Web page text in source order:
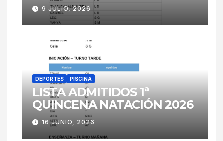
9 JULIO, 2026
DEPORTES PISCINA
LISTA ADMITIDOS 1ª
QUINCENA NATACIÓN 2026
16 JUNIO, 2026